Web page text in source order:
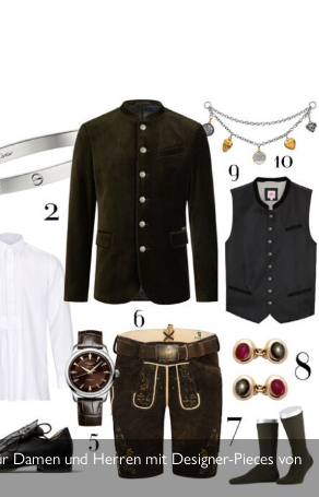
Damen und Herren mit Designer-Pieces von